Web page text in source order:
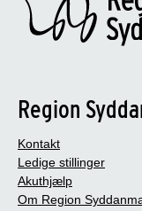
Region
Kontakt
Ledige stillinger
Akuthjælp
Om Region